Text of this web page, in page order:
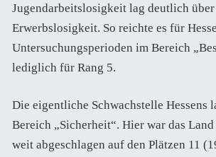
Jugendarbeitslosigkeit lag deutlich
Erwerbslosigkeit. So reichte es für
Untersuchungsperioden im Bereich
lediglich für Rang 5.
Die eigentliche Schwachstelle Hessens
Bereich „Sicherheit“. Hier war das
weit abgeschlagen auf den Plätzen 11